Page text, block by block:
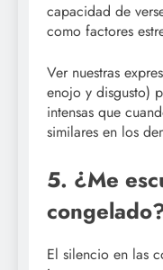
capacidad de
como factores
Ver nuestras
enojo y disgusto)
intensas que
similares en los
5. ¿Me
El silencio en las